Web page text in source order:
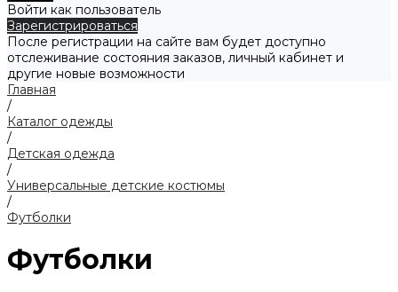
Войти как пользователь
Зарегистрироваться
После регистрации на сайте вам будет доступно
отслеживание состояния заказов, личный кабинет и
другие новые возможности
Главная
/
Каталог одежды
/
Детская одежда
/
Универсальные детские костюмы
/
Футболки
Футболки